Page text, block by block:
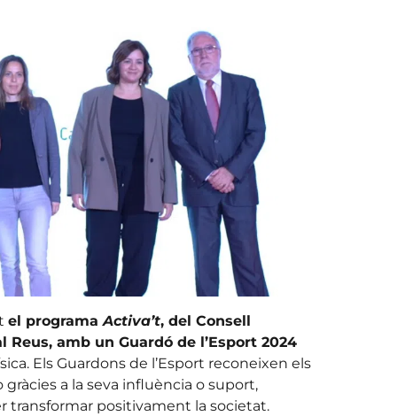
el programaActiva’t, del Consell
amb un Guardó de l’Esport 2024
Els Guardons de l’Esport reconeixen els
a la seva influència o suport,
transformar positivament la societat.